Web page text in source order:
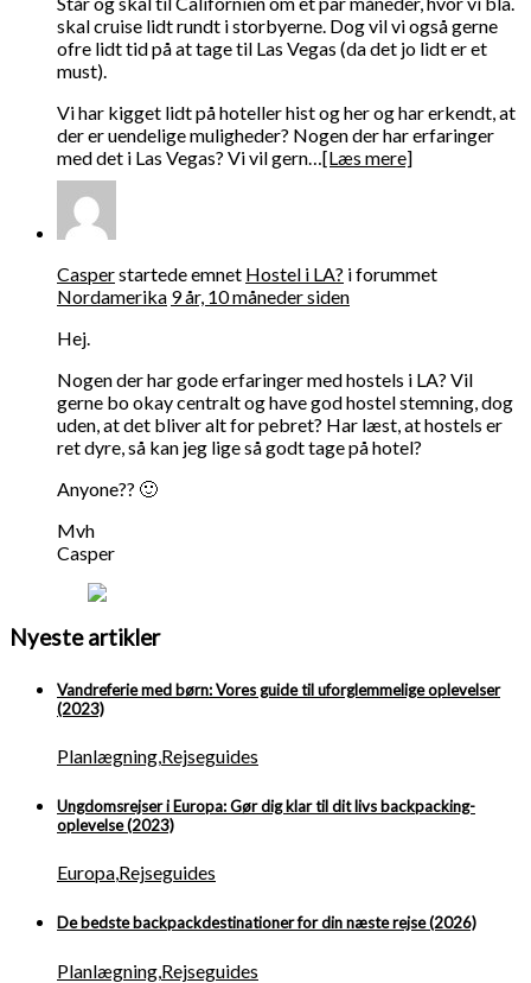
skal cruise lidt rundt i storbyerne. Dog vil vi også gerne
ofre lidt tid på at tage til Las Vegas (da det jo lidt er et
must).
Vi har kigget lidt på hoteller hist og her og har erkendt, at
der er uendelige muligheder? Nogen der har erfaringer
med det i Las Vegas? Vi vil gern…[Læs mere]
Casperstartede emnet Hostel i LA? i forummet
Nordamerika 9 år, 10 måneder siden
Hej.
Nogen der har gode erfaringer med hostels i LA? Vil
gerne bo okay centralt og have god hostel stemning, dog
uden, at det bliver alt for pebret? Har læst, at hostels er
ret dyre, så kan jeg lige så godt tage på hotel?
Anyone?? 🙂
Mvh
Casper
Nyeste artikler
Vandreferie med børn: Vores guide til uforglemmelige oplevelser
(2023)
Planlægning,Rejseguides
Ungdomsrejser i Europa: Gør dig klar til dit livs backpacking-
oplevelse (2023)
Europa,Rejseguides
De bedste backpackdestinationer for din næste rejse (2026)
Planlægning Rejseguides